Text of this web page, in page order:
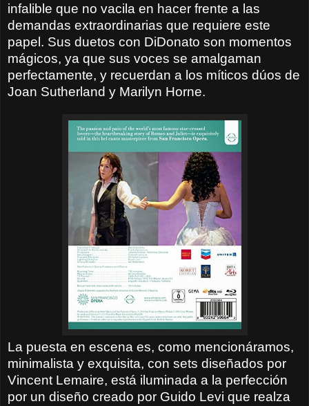
infalible que no vacila en hacer frente a las
demandas extraordinarias que requiere este
papel. Sus duetos con DiDonato son momentos
mágicos, ya que sus voces se amalgaman
perfectamente, y recuerdan a los míticos dúos de
Joan Sutherland y Marilyn Horne.
La puesta en escena es, como mencionáramos,
minimalista y exquisita, con sets diseñados por
Vincent Lemaire, está iluminada a la perfección
por un diseño creado por Guido Levi que realza